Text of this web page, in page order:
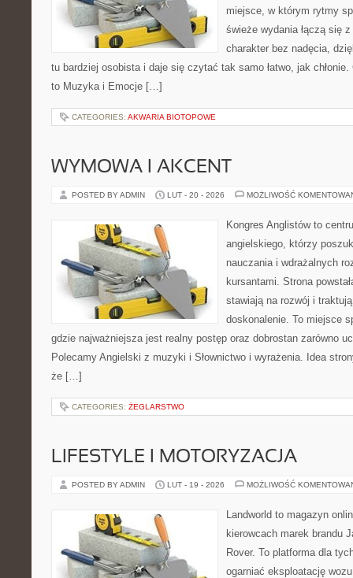
miejsce, w którym rytmy
świeże wydania łączą się
charakter bez nadęcia,
tu bardziej osobista i daje się czytać tak samo łatwo, jak
to Muzyka i Emocje […]
CATEGORIES: AKWARIA BIOTOPOWE
WYMOWA I AKCENT
POSTED BY ADMIN LUT - 20 - 2026 MOŻLIWOŚĆ
Kongres Anglistów to
angielskiego, którzy
nauczania i wdrażalnych
kursantami. Strona
stawiają na rozwój i
doskonalenie. To miejsce
gdzie najważniejsza jest realny postęp oraz dobrostan zarówno
Polecamy Angielski z muzyki i Słownictwo i wyrażenia. Idea
że […]
CATEGORIES: ŻEGLARSTWO
LIFESTYLE I MOTORYZACJA
POSTED BY ADMIN LUT - 19 - 2026 MOŻLIWOŚĆ
Landworld to magazyn
kierowcach marek brandu
Rover. To platforma dla
ogarniać eksploatację